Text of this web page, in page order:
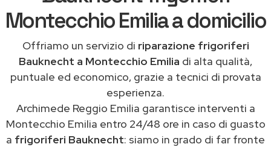
Montecchio Emilia a domicilio
Offriamo un servizio di riparazione frigoriferi
Bauknecht a Montecchio Emilia di alta qualità,
puntuale ed economico, grazie a tecnici di provata
esperienza.
Archimede Reggio Emilia garantisce interventi a
Montecchio Emilia entro 24/48 ore in caso di guasto
a frigoriferi Bauknecht: siamo in grado di far fronte